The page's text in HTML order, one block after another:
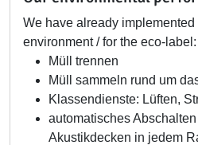
We have already
environment / for the eco-label:
Müll trennen
Müll sammeln rund um
Klassendienste: Lüften,
automatisches
Akustikdecken in jedem